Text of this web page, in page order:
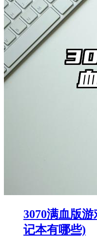
3070满血版
记本有哪些)